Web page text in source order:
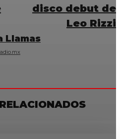
disco debut de
Leo Rizzi
Llamas